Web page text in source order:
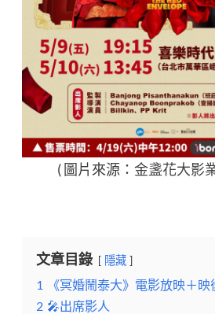
( 圖片來源： 金盞花大影
文章目錄 隱藏
1
《冥婚鬧泰大》電影放映＋映
2 🎤出席影人